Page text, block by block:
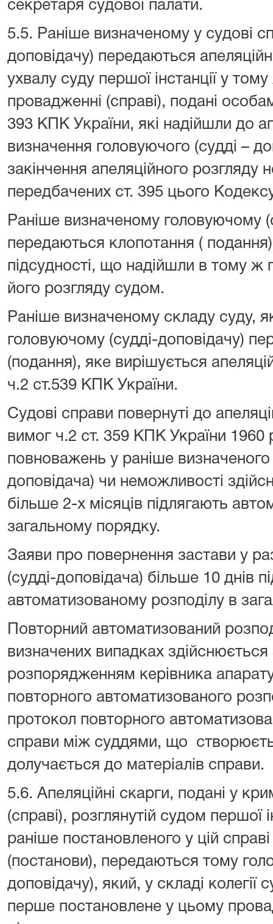
секретаря судової палати.
5.5. Раніше визначеному у судові
доповідачу) передаються
ухвалу суду першої інстанції у
провадженні (справі), подані
393 КПК України, які надійшли до
визначення головуючого (судді –
закінчення апеляційного розгляду
передбачених ст. 395 цього
Раніше визначеному головуючому
передаються клопотання (
підсудності, що надійшли в тому ж
його розгляду судом.
Раніше визначеному складу суду,
головуючому (судді-доповідачу)
(подання), яке вирішується
ч.2 ст.539 КПК України.
Судові справи повернуті до
вимог ч.2 ст. 359 КПК України 1960
повноважень у раніше визначеного
доповідача) чи неможливості
більше 2-х місяців підлягають
загальному порядку.
Заяви про повернення застави у
(судді-доповідача) більше 10 днів
автоматизованому розподілу в
Повторний автоматизований
визначених випадках
розпорядженням керівника
повторного автоматизованого
протокол повторного
справи між суддями, що
долучається до матеріалів справи.
5.6. Апеляційні скарги, подані у
(справі), розглянутій судом першої
раніше постановленого у цій
(постанови), передаються тому
доповідачу), який, у складі колегії
перше постановлене у цьому